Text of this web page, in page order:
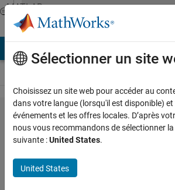
Passer au contenu
MATLAB
Answers
Gauss
elimination
am not
Sélectionner un site
Choisissez un site web pour accéder au
dans votre langue (lorsqu'il est disponible) et
événements et les offres locales. D’après
nous vous recommandons de sélectionner
suivante :United States.
United States